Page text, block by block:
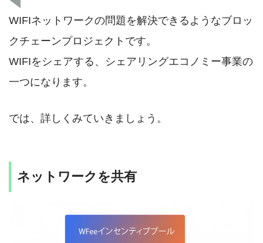
WIFIネットワークの問題を解決できるようなブロッ
クチェーンプロジェクトです。
WIFIをシェアする、シェアリングエコノミー事業の
一つになります。
では、詳しくみていきましょう。
ネットワークを共有